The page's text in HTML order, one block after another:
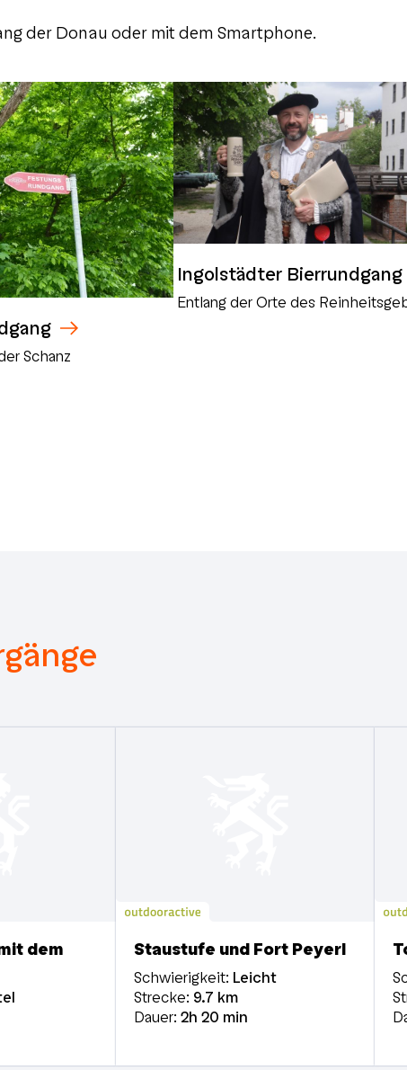
der Donau oder mit dem Smartphone.
Schanz
Ingolstädter Bierrundgang
Entlang der Orte des
dem
Staustufe und Fort Peyerl
Schwierigkeit: Leicht
Strecke: 9.7 km
Dauer: 2h20 min